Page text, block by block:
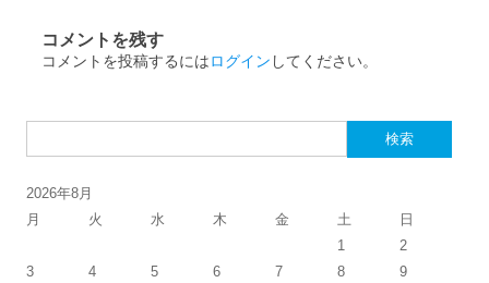
コメントを残す
コメントを投稿するにはログイン してください。
2026年8月
月
火 水 木 金 土 日
1
2
3
4 5 6 7 8
9